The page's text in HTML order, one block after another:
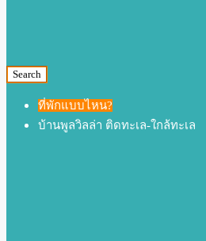
Search
ที่พักแบบไหน?
บ้านพูลวิลล่า ติดทะเล-ใกล้ทะเล